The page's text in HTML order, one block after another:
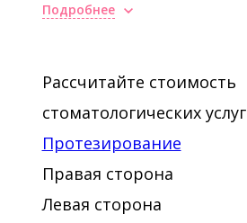
Подробнее
Рассчитайте стоимость
стоматологических услуг
Протезирование
Правая сторона
Левая сторона